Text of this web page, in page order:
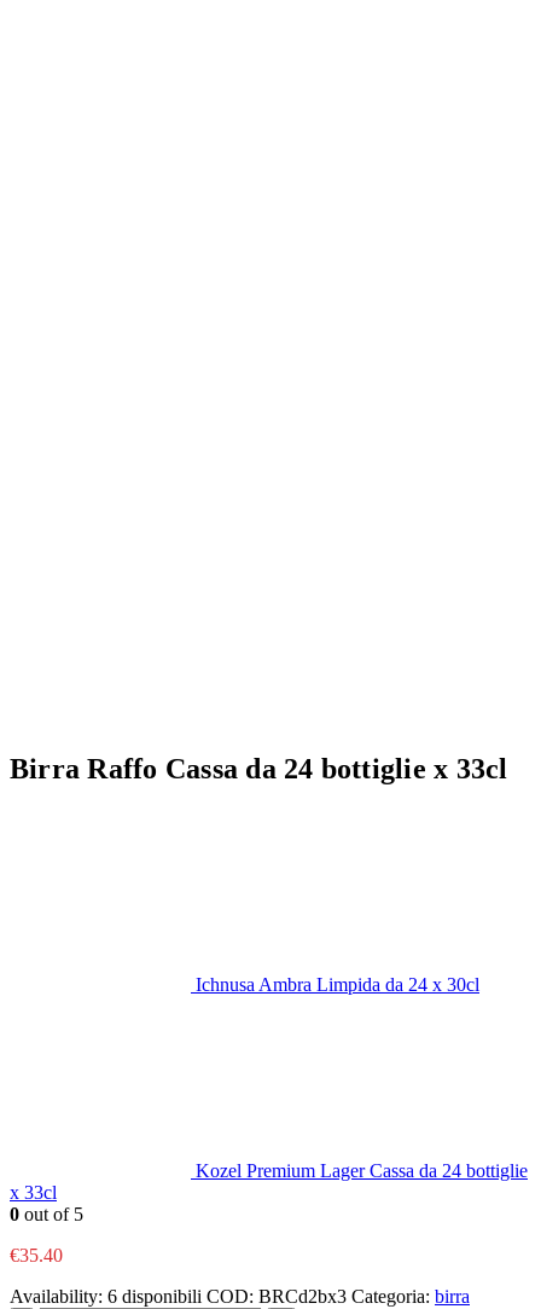
Birra Raffo Cassa da 24 bottiglie x 33cl
Ichnusa Ambra Limpida da 24 x 30cl
Kozel Premium Lager Cassa da 24 bottiglie
x 33cl
0 out of 5
€35.40
Availability: 6 disponibili COD: BRCd2bx3 Categoria: birra